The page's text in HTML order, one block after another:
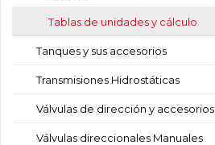
Tablas de unidades y cálculo
Tanques y sus accesorios
Transmisiones Hidrostáticas
Válvulas de dirección y accesorios
Válvulas direccionales Manuales